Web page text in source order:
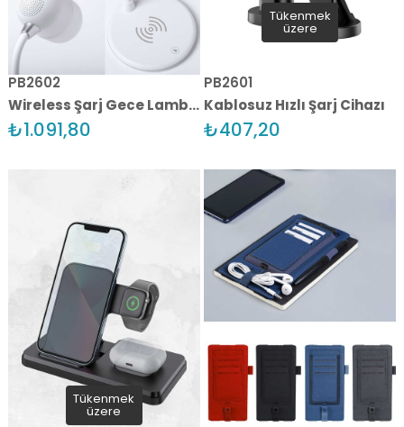
Wireless Şarj Gece Lambası
PB2602
₺1.091,80
Kablosuz Hızlı Şarj Cihazı
PB2601
₺407,20
Tükenmek
üzere
Tükenmek
üzere